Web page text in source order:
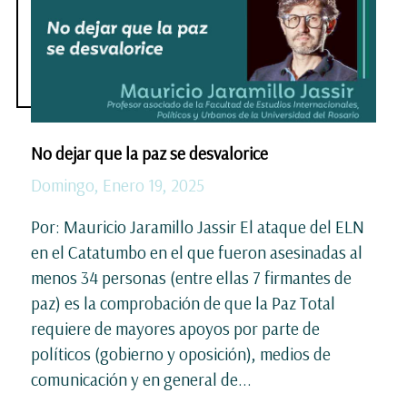
No dejar que la paz se desvalorice
Domingo, Enero 19, 2025
Por: Mauricio Jaramillo Jassir El ataque del ELN
en el Catatumbo en el que fueron asesinadas al
menos 34 personas (entre ellas 7 firmantes de
paz) es la comprobación de que la Paz Total
requiere de mayores apoyos por parte de
políticos (gobierno y oposición), medios de
comunicación y en general de...